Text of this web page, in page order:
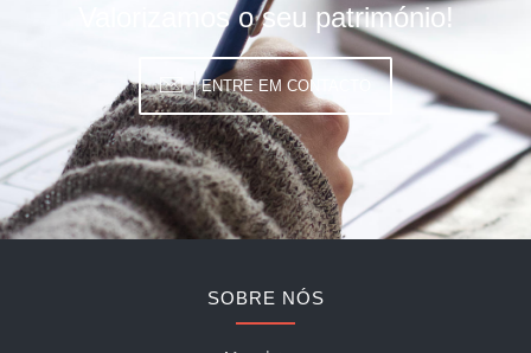
Valorizamos o seu património!
ENTRE EM CONTACTO
SOBRE NÓS